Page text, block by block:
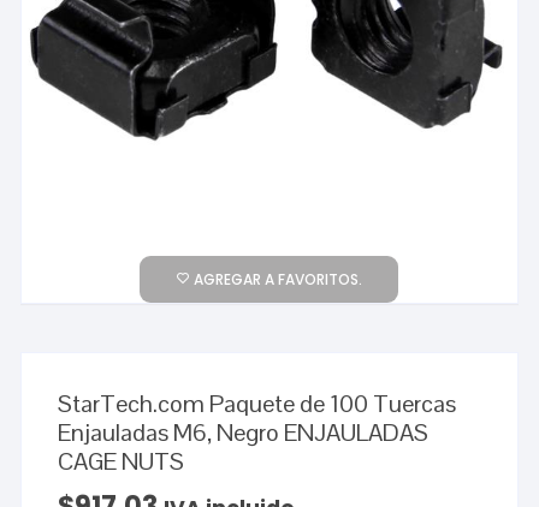
AGREGAR A FAVORITOS.
StarTech.com Paquete de 100 Tuercas
Enjauladas M6, Negro ENJAULADAS
CAGE NUTS